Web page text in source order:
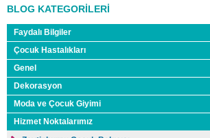
BLOG KATEGORİLERİ
Faydalı Bilgiler
Çocuk Hastalıkları
Genel
Dekorasyon
Moda ve Çocuk Giyimi
Hizmet Noktalarımız